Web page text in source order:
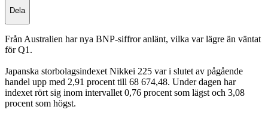
Dela
Från Australien har nya BNP-siffror anlänt, vilka var lägre än väntat
för Q1.
Japanska storbolagsindexet Nikkei 225 var i slutet av pågående
handel upp med 2,91 procent till 68 674,48. Under dagen har
indexet rört sig inom intervallet 0,76 procent som lägst och 3,08
procent som högst.